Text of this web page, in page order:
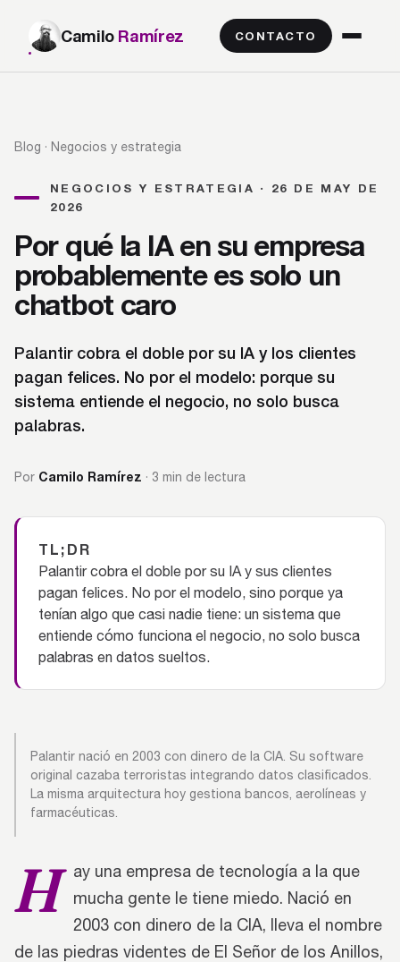
Camilo Ramírez CONTACTO
Blog · Negocios y estrategia
NEGOCIOS Y ESTRATEGIA · 26 DE MAY DE
2026
Por qué la IA en su empresa
probablemente es solo un
chatbot caro
Palantir cobra el doble por su IA y los clientes
pagan felices. No por el modelo: porque su
sistema entiende el negocio, no solo busca
palabras.
Por Camilo Ramírez · 3 min de lectura
TL;DR
Palantir cobra el doble por su IA y sus clientes
pagan felices. No por el modelo, sino porque ya
tenían algo que casi nadie tiene: un sistema que
entiende cómo funciona el negocio, no solo busca
palabras en datos sueltos.
Palantir nació en 2003 con dinero de la CIA. Su software
original cazaba terroristas integrando datos clasificados.
La misma arquitectura hoy gestiona bancos, aerolíneas y
farmacéuticas.
H
ay una empresa de tecnología a la que
mucha gente le tiene miedo. Nació en
2003 con dinero de la CIA, lleva el nombre
de las piedras videntes de El Señor de los Anillos,